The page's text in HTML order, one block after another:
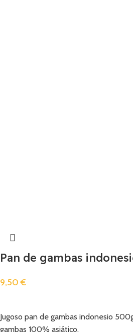
Pan de gambas
9,50€
Jugoso pan de gambas indonesio
gambas 100% asiático.